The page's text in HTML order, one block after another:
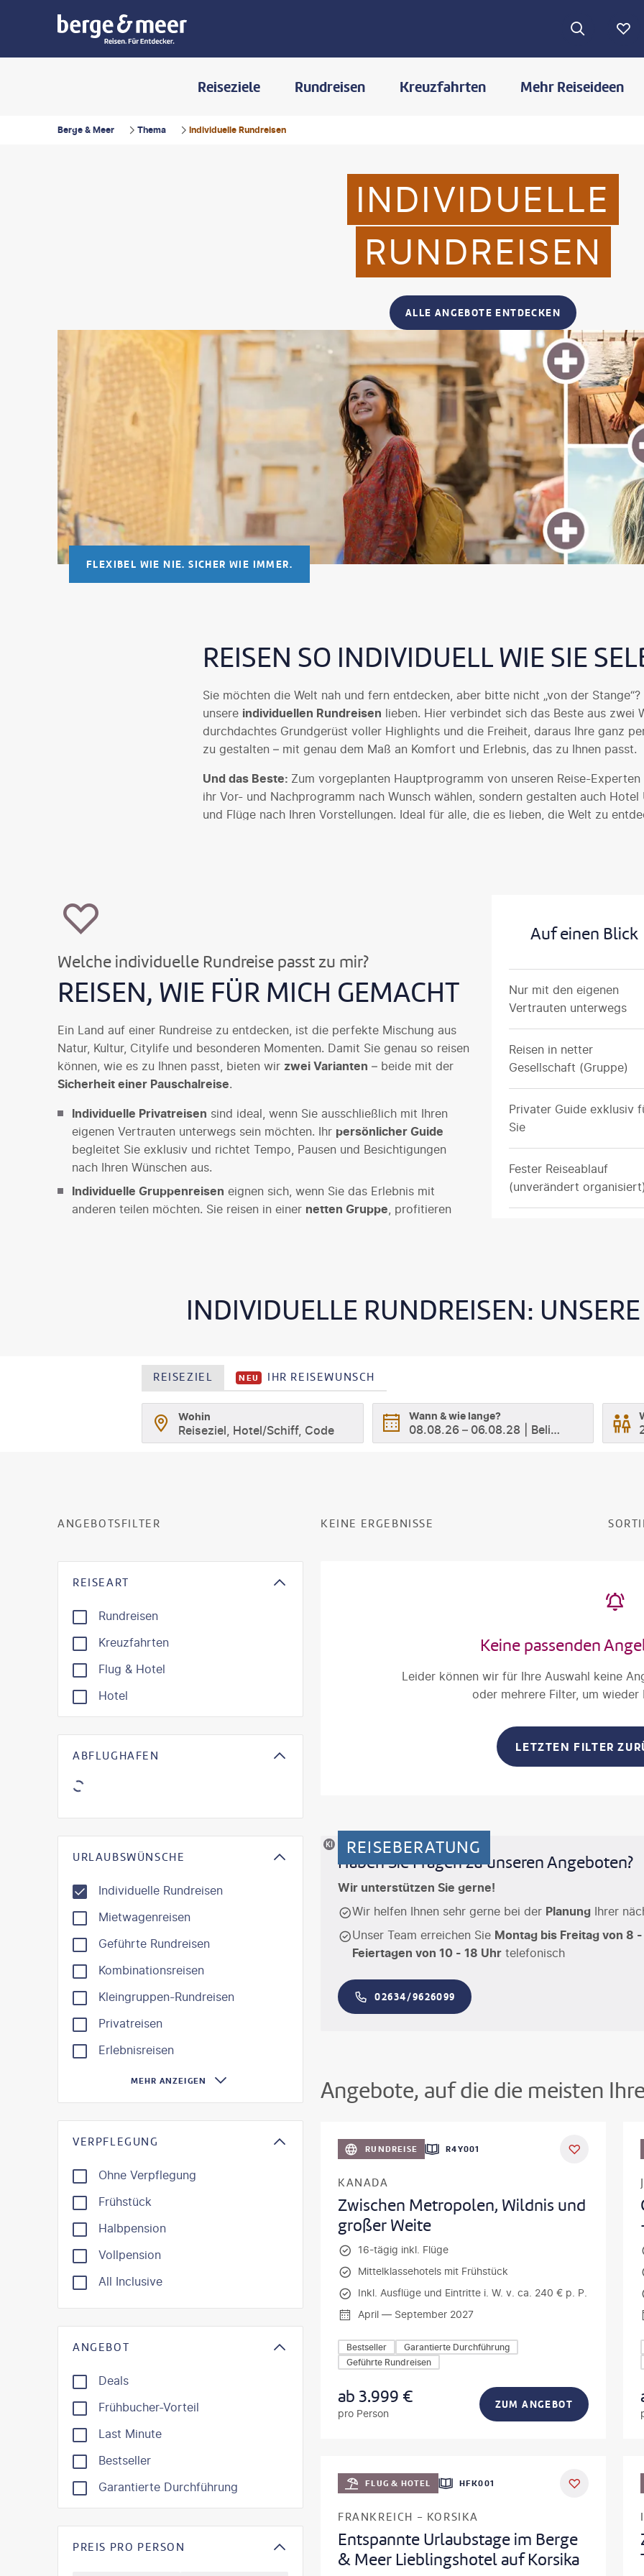
Reiseziele Rundreisen Kreuzfahrten Mehr Reiseideen
Berge & Meer Thema Individuelle Rundreisen
INDIVIDUELLE
RUNDREISEN
ALLE ANGEBOTE ENTDECKEN
FLEXIBEL WIE NIE. SICHER WIE IMMER.
REISEN SO INDIVIDUELL WIE SIE
Sie möchten die Welt nah und fern entdecken, aber bitte nicht „von der
unsere individuellen Rundreisen lieben. Hier verbindet sich das Beste aus zwei
durchdachtes Grundgerüst voller Highlights und die Freiheit, daraus Ihre ganz
zu gestalten – mit genau dem Maß an Komfort und Erlebnis, das zu Ihnen passt.
Und das Beste: Zum vorgeplanten Hauptprogramm von unseren Reise-
ihr Vor- und Nachprogramm nach Wunsch wählen, sondern gestalten auch Hotel
und Flüge nach Ihren Vorstellungen. Ideal für alle, die es lieben, die Welt zu
Welche individuelle Rundreise passt zu mir?
REISEN, WIE FÜR MICH GEMACHT
Ein Land auf einer Rundreise zu entdecken, ist die perfekte Mischung aus
Natur, Kultur, Citylife und besonderen Momenten. Damit Sie genau so reisen
können, wie es zu Ihnen passt, bieten wir zwei Varianten – beide mit der
Sicherheit einer Pauschalreise.
Individuelle Privatreisen sind ideal, wenn Sie ausschließlich mit Ihren
eigenen Vertrauten unterwegs sein möchten. Ihr persönlicher Guide
begleitet Sie exklusiv und richtet Tempo, Pausen und Besichtigungen
nach Ihren Wünschen aus.
Individuelle Gruppenreisen eignen sich, wenn Sie das Erlebnis mit
anderen teilen möchten. Sie reisen in einer netten Gruppe, profitieren
Auf einen Blick
Nur mit den eigenen
Vertrauten unterwegs
Reisen in netter
Gesellschaft (Gruppe)
Privater Guide exklusiv
Sie
Fester Reiseablauf
(unverändert
möglich
INDIVIDUELLE RUNDREISEN:
REISEZIEL NEU IHR REISEWUNSCH
Wohin
Reiseziel, Hotel/Schiff, Code
Wann & wie lange?
08.08.26– 06.08.28 Beliebig
ANGEBOTSFILTER
REISEART
Rundreisen
Kreuzfahrten
Flug & Hotel
Hotel
ABFLUGHAFEN
URLAUBSWÜNSCHE
Individuelle Rundreisen
Mietwagenreisen
Geführte Rundreisen
Kombinationsreisen
Kleingruppen-Rundreisen
Privatreisen
Erlebnisreisen
MEHR ANZEIGEN
VERPFLEGUNG
Ohne Verpflegung
Frühstück
Halbpension
Vollpension
All Inclusive
ANGEBOT
Deals
Frühbucher-Vorteil
Last Minute
Bestseller
Garantierte Durchführung
PREIS PRO PERSON
KEINE ERGEBNISSE
Keine passenden
Leider können wir für Ihre Auswahl keine
oder mehrere Filter, um wieder
LETZTEN FILTER
KI-generiertes MotivREISEBERATUNG
Haben Sie Fragen zu unseren Angeboten?
Wir unterstützen Sie gerne!
Wir helfen Ihnen sehr gerne bei der Planung Ihrer
Unser Team erreichen Sie Montag bis Freitag von 8
Feiertagen von 10 - 18 Uhr telefonisch
02634/9626099
Angebote, auf die die meisten
RUNDREISE R4Y001
KANADA
Zwischen Metropolen, Wildnis und
großer Weite
16-tägig inkl. Flüge
Mittelklassehotels mit Frühstück
Inkl. Ausflüge und Eintritte i. W. v. ca. 240 € p. P.
April — September 2027
Bestseller
Garantierte Durchführung
Geführte Rundreisen
ab3.999 €
pro Person
ZUM ANGEBOT
DEAL
FLUG & HOTEL HFK001
FRANKREICH - KORSIKA
Entspannte Urlaubstage im Berge
& Meer Lieblingshotel auf Korsika